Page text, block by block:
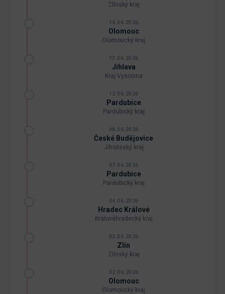
Zlínský kraj
14.06.2026
Olomouc
Olomoucký kraj
13.06.2026
Jihlava
Kraj Vysočina
12.06.2026
Pardubice
Pardubický kraj
08.06.2026
České Budějovice
Jihočeský kraj
07.06.2026
Pardubice
Pardubický kraj
04.06.2026
Hradec Králové
Královéhradecký kraj
03.06.2026
Zlín
Zlínský kraj
02.06.2026
Olomouc
Olomoucký kraj